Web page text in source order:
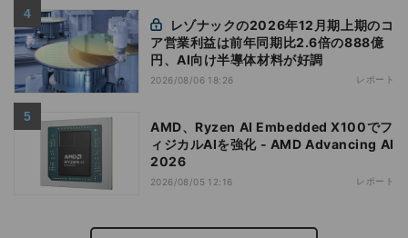
ア営業利益は前年同期比2.6倍の888億
円、AI向け半導体材料が好調
2026/08/06 18:26 レポート
AMD、Ryzen AI Embedded X100でフ
ィジカルAIを強化 - AMD Advancing AI
2026
2026/08/05 12:16 レポート